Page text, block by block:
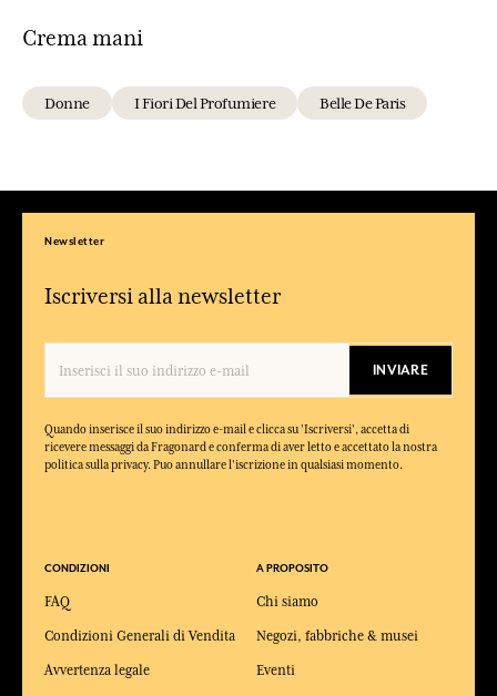
Crema mani
Donne I Fiori Del Profumiere Belle De Paris
Newsletter
Iscriversi alla newsletter
INVIARE
Quando inserisce il suo indirizzo e-mail e clicca su 'Iscriversi', accetta di
ricevere messaggi da Fragonard e conferma di aver letto e accettato la nostra
politica sulla privacy. Puo annullare l'iscrizione in qualsiasi momento.
CONDIZIONI
FAQ
Condizioni Generali di Vendita
Avvertenza legale
A PROPOSITO
Chi siamo
Negozi, fabbriche & musei
Eventi